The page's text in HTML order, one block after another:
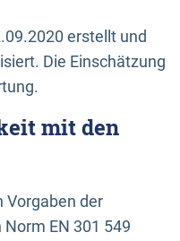
erstellt und
Die Einschätzung
mit den
Vorgaben der
EN 301 549